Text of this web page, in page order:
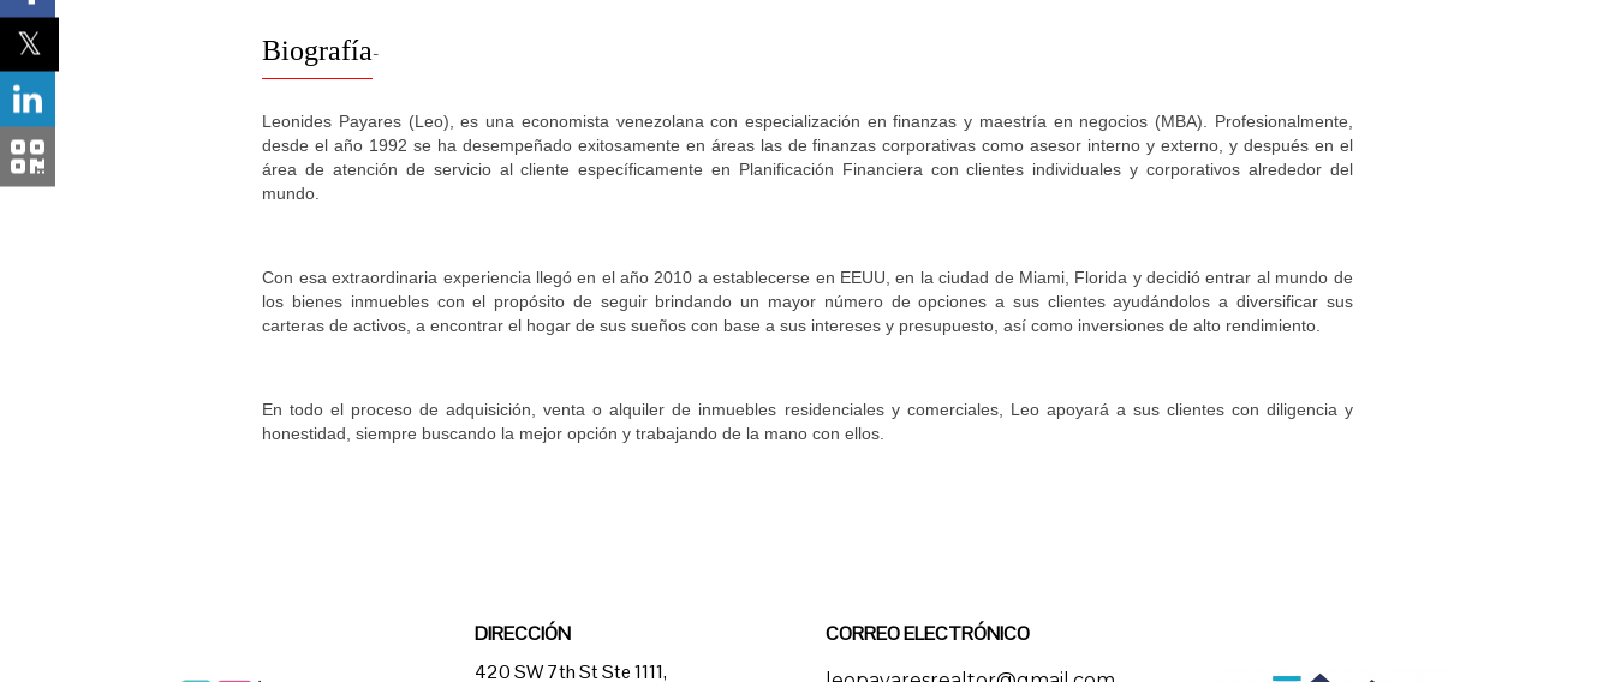
Biografía-
Leonides Payares (Leo), es una economista venezolana con especialización en finanzas y maestría en negocios (MBA). Profesionalmente,
desde el año 1992 se ha desempeñado exitosamente en áreas las de finanzas corporativas como asesor interno y externo, y después en el
área de atención de servicio al cliente específicamente en Planificación Financiera con clientes individuales y corporativos alrededor del
mundo.
Con esa extraordinaria experiencia llegó en el año 2010 a establecerse en EEUU, en la ciudad de Miami, Florida y decidió entrar al mundo de
los bienes inmuebles con el propósito de seguir brindando un mayor número de opciones a sus clientes ayudándolos a diversificar sus
carteras de activos, a encontrar el hogar de sus sueños con base a sus intereses y presupuesto, así como inversiones de alto rendimiento.
En todo el proceso de adquisición, venta o alquiler de inmuebles residenciales y comerciales, Leo apoyará a sus clientes con diligencia y
honestidad, siempre buscando la mejor opción y trabajando de la mano con ellos.
DIRECCIÓN
420 SW 7th St Ste 1111,
CORREO ELECTRÓNICO